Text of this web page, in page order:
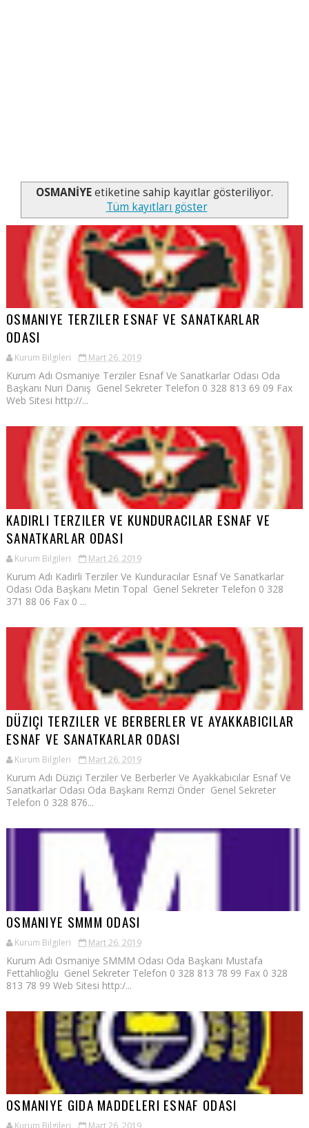
OSMANİYEetiketine sahip kayıtlar gösteriliyor.
Tüm kayıtları göster
OSMANIYE TERZILER ESNAF VE SANATKARLAR
ODASI
Kurum Bilgileri Mart 26, 2019
Kurum Adı Osmaniye Terziler Esnaf Ve Sanatkarlar Odası Oda
Başkanı Nuri Danış Genel Sekreter Telefon 0 328 813 69 09 Fax
Web Sitesi http://...
KADIRLI TERZILER VE KUNDURACILAR ESNAF VE
SANATKARLAR ODASI
Kurum Bilgileri Mart 26, 2019
Kurum Adı Kadirli Terziler Ve Kunduracılar Esnaf Ve Sanatkarlar
Odası Oda Başkanı Metin Topal Genel Sekreter Telefon 0 328
371 88 06 Fax 0 ...
DÜZIÇI TERZILER VE BERBERLER VE AYAKKABICILAR
ESNAF VE SANATKARLAR ODASI
Kurum Bilgileri Mart 26, 2019
Kurum Adı Düziçi Terziler Ve Berberler Ve Ayakkabıcılar Esnaf Ve
Sanatkarlar Odası Oda Başkanı Remzi Önder Genel Sekreter
Telefon 0 328 876...
OSMANIYE SMMM ODASI
Kurum Bilgileri Mart 26, 2019
Kurum Adı Osmaniye SMMM Odası Oda Başkanı Mustafa
Fettahlıoğlu Genel Sekreter Telefon 0 328 813 78 99 Fax 0 328
813 78 99 Web Sitesi http:/...
OSMANIYE GIDA MADDELERI ESNAF ODASI